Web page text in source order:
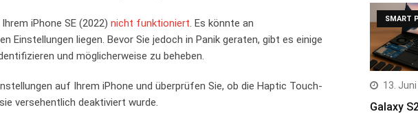
iPhone SE (2022) nicht funktioniert. Es könnte⁤ an
liegen. ‍Bevor Sie⁢ jedoch in Panik geraten, ⁣gibt es einige
und möglicherweise ‌zu beheben.
auf Ihrem iPhone und überprüfen Sie, ob die Haptic⁢ Touch-
versehentlich ‌deaktiviert wurde.
SMART
13.
Galaxy